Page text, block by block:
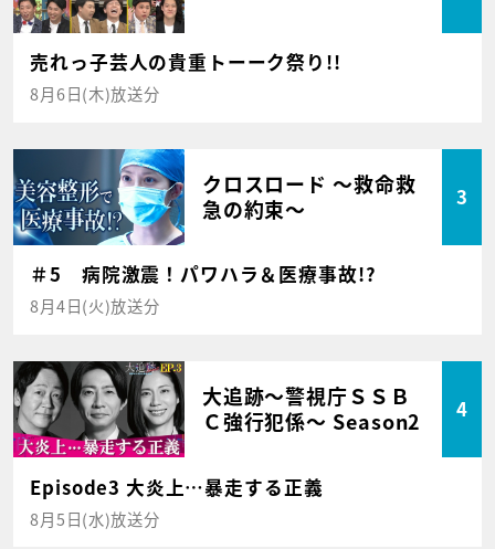
売れっ子芸人の貴重トーーク祭り!!
8月6日(木)放送分
クロスロード ～救命救
急の約束～
3
＃5 病院激震！パワハラ＆医療事故!?
8月4日(火)放送分
大追跡～警視庁ＳＳＢ
Ｃ強行犯係～ Season2
4
Episode3 大炎上…暴走する正義
8月5日(水)放送分